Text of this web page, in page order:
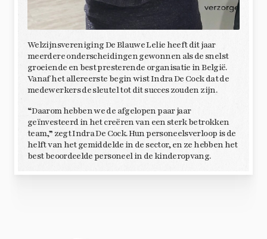
Welzijnsvereniging De Blauwe Lelie heeft dit jaar
meerdere onderscheidingen gewonnen als de snelst
groeiende en best presterende organisatie in België.
Vanaf het allereerste begin wist Indra De Cock dat de
medewerkers de sleutel tot dit succes zouden zijn.
“Daarom hebben we de afgelopen paar jaar
geïnvesteerd in het creëren van een sterk betrokken
team,” zegt Indra De Cock. Hun personeelsverloop is de
helft van het gemiddelde in de sector, en ze hebben het
best beoordeelde personeel in de kinderopvang.